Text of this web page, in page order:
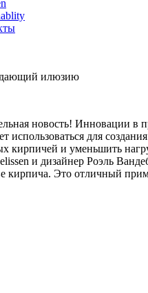
илюзию
новость! Инновации в
использоваться для
кирпичей и уменьшить
и дизайнер Роэль
кирпича. Это отличный